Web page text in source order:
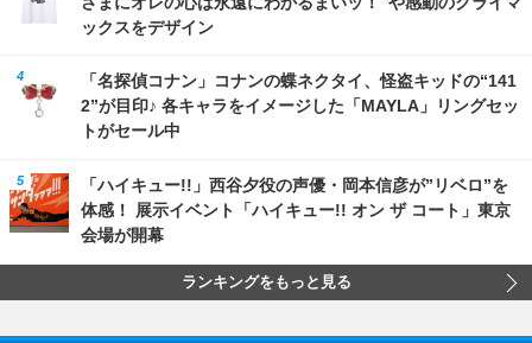
ックスをデザイン
「名探偵コナン」コナンの蝶ネクタイ、怪盗キッドの“141
2”が目印♪ 各キャラをイメージした「MAYLA」リングセッ
トがセール中
「ハイキュー!!」西谷夕役の声優・岡本信彦が”リベロ”を
体感！ 展示イベント「ハイキュー!! オン ザ コート」東京
会場が開幕
ランキングをもっと見る